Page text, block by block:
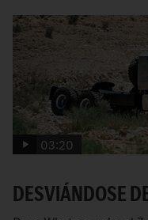
03:20
DESVIÁNDOSE